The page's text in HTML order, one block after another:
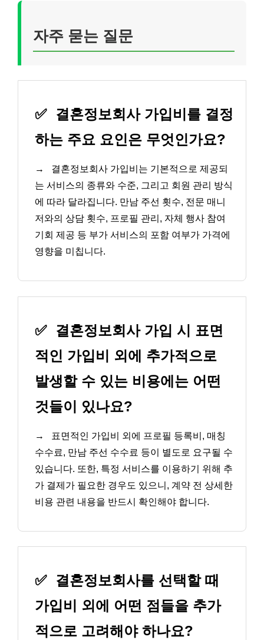
자주 묻는 질문
✅
결혼정보회사 가입비를 결정
하는 주요 요인은 무엇인가요?
→
결혼정보회사 가입비는 기본적으로 제공되
는 서비스의 종류와 수준, 그리고 회원 관리 방식
에 따라 달라집니다. 만남 주선 횟수, 전문 매니
저와의 상담 횟수, 프로필 관리, 자체 행사 참여
기회 제공 등 부가 서비스의 포함 여부가 가격에
영향을 미칩니다.
✅
결혼정보회사 가입 시 표면
적인 가입비 외에 추가적으로
발생할 수 있는 비용에는 어떤
것들이 있나요?
→
표면적인 가입비 외에 프로필 등록비, 매칭
수수료, 만남 주선 수수료 등이 별도로 요구될 수
있습니다. 또한, 특정 서비스를 이용하기 위해 추
가 결제가 필요한 경우도 있으니, 계약 전 상세한
비용 관련 내용을 반드시 확인해야 합니다.
✅
결혼정보회사를 선택할 때
가입비 외에 어떤 점들을 추가
적으로 고려해야 하나요?